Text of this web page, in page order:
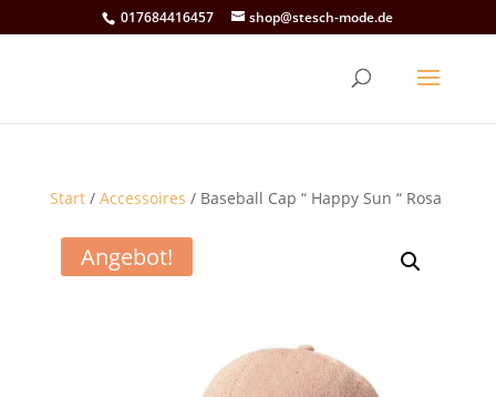
017684416457 shop@stesch-mode.de
Start/ Accessoires / Baseball Cap “ Happy Sun “ Rosa
Angebot!